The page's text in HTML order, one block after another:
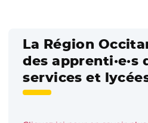
La Région
des apprenti·e·s
services et